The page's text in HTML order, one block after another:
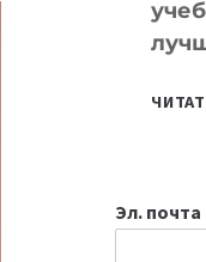
Эл. почта